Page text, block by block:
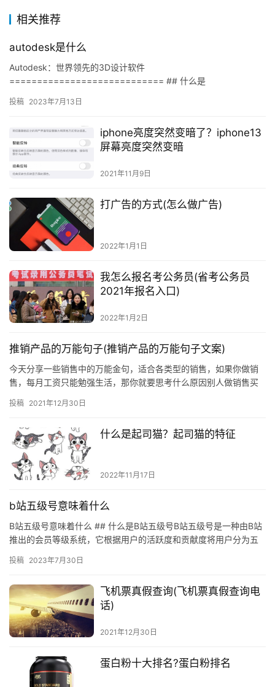
相关推荐
autodesk是什么
Autodesk：世界领先的3D设计软件
============================ ## 什么是
投稿 2023年7月13日
iphone亮度突然变暗了？iphone13
屏幕亮度突然变暗
2021年11月9日
打广告的方式(怎么做广告)
2022年1月1日
我怎么报名考公务员(省考公务员
2021年报名入口)
2022年1月2日
推销产品的万能句子(推销产品的万能句子文案)
今天分享一些销售中的万能金句，适合各类型的销售，如果你做销
售，每月工资只能勉强生活，那你就要思考什么原因别人做销售买
户说考虑一下的时候肯定是有疑虑，疑虑一般有两点，第一价格太
能好下手，不妨诚恳的问
投稿 2021年12月30日
什么是起司猫？起司猫的特征
2022年11月17日
b站五级号意味着什么
B站五级号意味着什么 ## 什么是B站五级号B站五级号是一种由B站
推出的会员等级系统，它根据用户的活跃度和贡献度将用户分为五
投稿 2023年7月30日
飞机票真假查询(飞机票真假查询电
话)
2021年12月30日
蛋白粉十大排名?蛋白粉排名